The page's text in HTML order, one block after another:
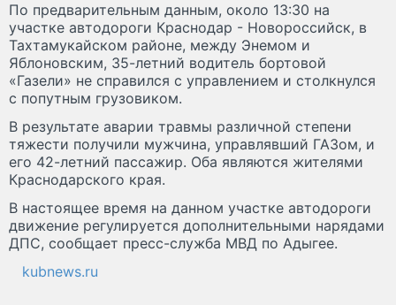
По предварительным данным, около 13:30 на
участке автодороги Краснодар - Новороссийск, в
Тахтамукайском районе, между Энемом и
Яблоновским, 35-летний водитель бортовой
«Газели» не справился с управлением и столкнулся
с попутным грузовиком.
В результате аварии травмы различной степени
тяжести получили мужчина, управлявший ГАЗом, и
его 42-летний пассажир. Оба являются жителями
Краснодарского края.
В настоящее время на данном участке автодороги
движение регулируется дополнительными нарядами
ДПС, сообщает пресс-служба МВД по Адыгее.
kubnews.ru